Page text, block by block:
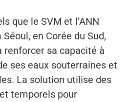
que le SVM et l’ANN
en Corée du Sud,
renforcer sa capacité à
ses eaux souterraines et
La solution utilise des
temporels pour